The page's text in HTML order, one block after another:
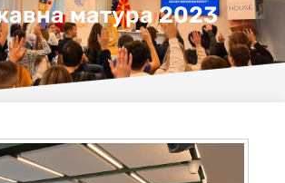
матура 2023